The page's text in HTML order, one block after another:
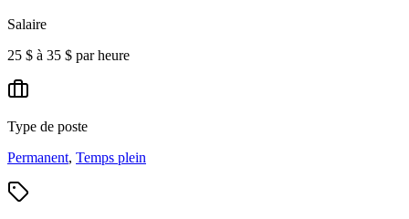
Salaire
25 $ à 35 $ par heure
Type de poste
Permanent, Temps plein